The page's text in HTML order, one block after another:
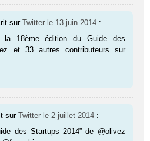
surTwitter le 13 juin 2014 :
la 18ème édition du Guide des
et 33 autres contributeurs sur
surTwitter le 2 juillet 2014 :
des Startups 2014” de @olivez